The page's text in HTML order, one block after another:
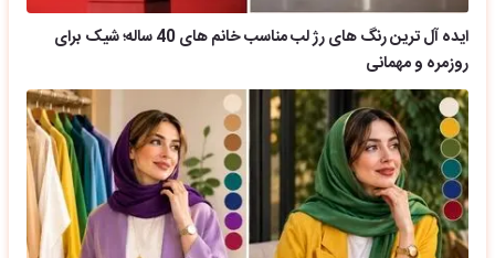
ایده آل ترین رنگ های رژ لب مناسب خانم های 40 ساله؛ شیک برای
روزمره و مهمانی